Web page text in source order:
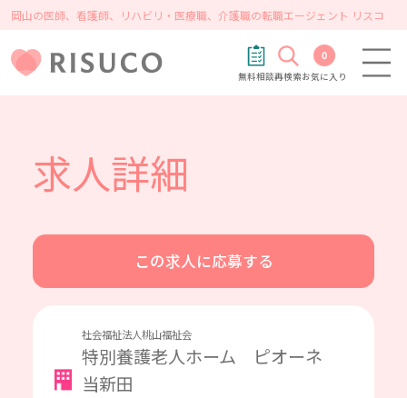
岡山の医師、看護師、リハビリ・医療職、介護職の転職エージェント リスコ
無料相談再検索
0
お気に入り
求人詳細
この求人に応募する
社会福祉法人桃山福祉会
特別養護老人ホーム ピオーネ
当新田